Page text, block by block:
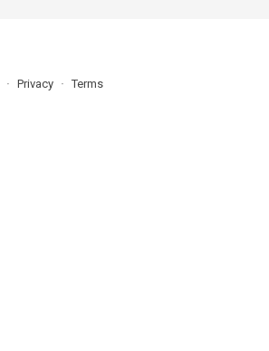
Privacy Terms